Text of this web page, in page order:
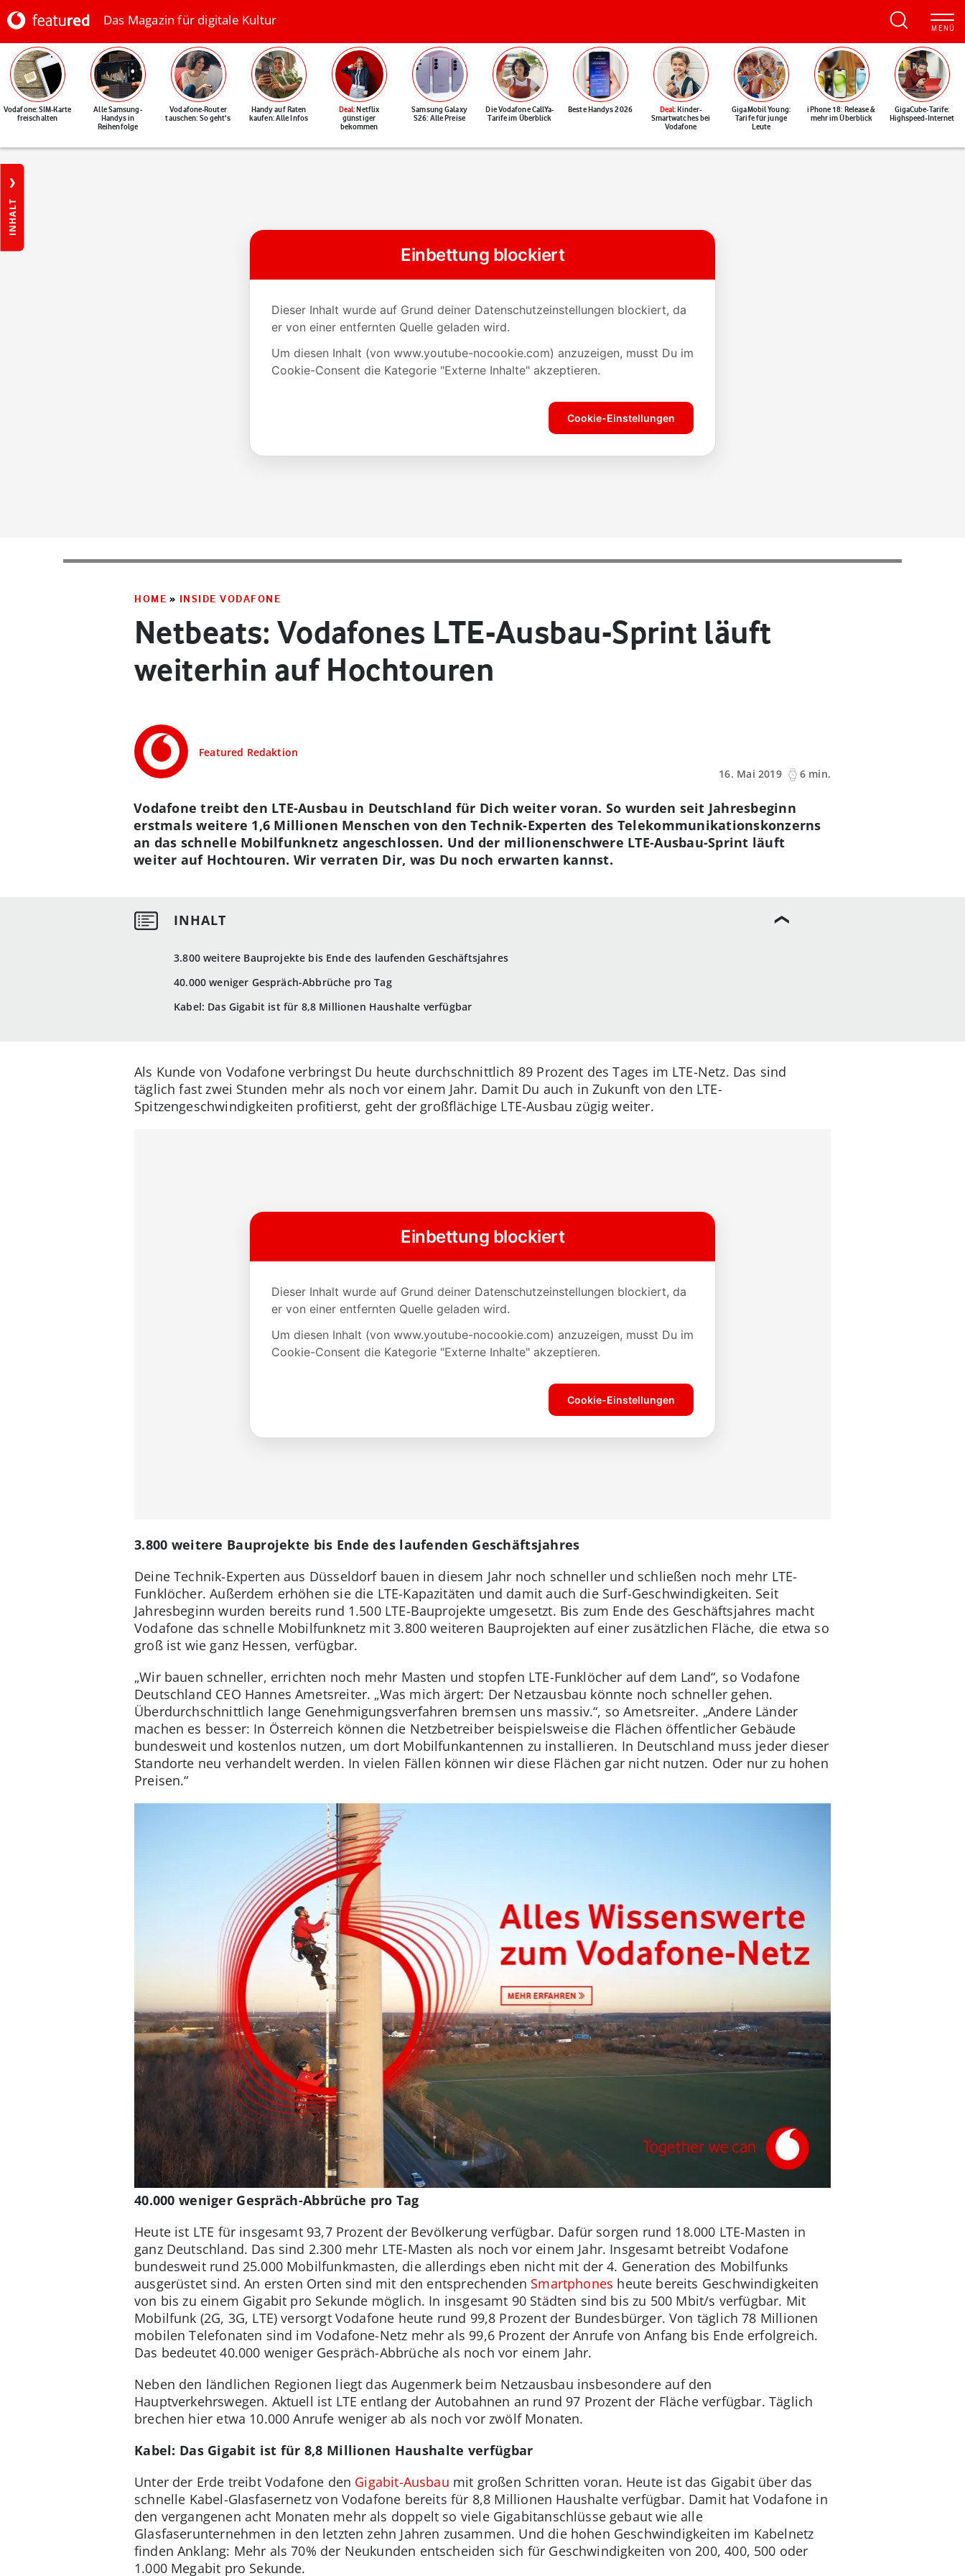
Das Magazin für digitale Kultur
Vodafone: SIM-Karte
freischalten
Alle Samsung-
Handys in
Reihenfolge
Vodafone-Router
tauschen: So geht's
Handy auf Raten
kaufen: Alle Infos
Deal: Netflix
günstiger
bekommen
Samsung Galaxy
S26: Alle Preise
Die Vodafone CallYa-
Tarife im Überblick
Beste Handys 2026 Deal: Kinder-
Smartwatches bei
Vodafone
GigaMobil Young:
Tarife für junge
Leute
iPhone 18: Release &
mehr im Überblick
GigaCube-Tarife:
Highspeed-Internet
INHALT
HOME » INSIDE VODAFONE
Netbeats: Vodafones LTE-Ausbau-Sprint läuft
weiterhin auf Hochtouren
Featured Redaktion
16. Mai 2019
6 min.
3.800 weitere Bauprojekte bis Ende des laufenden Geschäftsjahres
40.000 weniger Gespräch-Abbrüche pro Tag
Kabel: Das Gigabit ist für 8,8 Millionen Haushalte verfügbar
Vodafone treibt den LTE-Ausbau in Deutschland für Dich weiter voran. So wurden seit Jahresbeginn
erstmals weitere 1,6 Millionen Menschen von den Technik-Experten des Telekommunikationskonzerns
an das schnelle Mobilfunknetz angeschlossen. Und der millionenschwere LTE-Ausbau-Sprint läuft
weiter auf Hochtouren. Wir verraten Dir, was Du noch erwarten kannst.
Als Kunde von Vodafone verbringst Du heute durchschnittlich 89 Prozent des Tages im LTE-Netz. Das sind
täglich fast zwei Stunden mehr als noch vor einem Jahr. Damit Du auch in Zukunft von den LTE-
Spitzengeschwindigkeiten profitierst, geht der großflächige LTE-Ausbau zügig weiter.
3.800 weitere Bauprojekte bis Ende des laufenden Geschäftsjahres
Deine Technik-Experten aus Düsseldorf bauen in diesem Jahr noch schneller und schließen noch mehr LTE-
Funklöcher. Außerdem erhöhen sie die LTE-Kapazitäten und damit auch die Surf-Geschwindigkeiten. Seit
Jahresbeginn wurden bereits rund 1.500 LTE-Bauprojekte umgesetzt. Bis zum Ende des Geschäftsjahres macht
Vodafone das schnelle Mobilfunknetz mit 3.800 weiteren Bauprojekten auf einer zusätzlichen Fläche, die etwa so
groß ist wie ganz Hessen, verfügbar.
„Wir bauen schneller, errichten noch mehr Masten und stopfen LTE-Funklöcher auf dem Land“, so Vodafone
Deutschland CEO Hannes Ametsreiter. „Was mich ärgert: Der Netzausbau könnte noch schneller gehen.
Überdurchschnittlich lange Genehmigungsverfahren bremsen uns massiv.“, so Ametsreiter. „Andere Länder
machen es besser: In Österreich können die Netzbetreiber beispielsweise die Flächen öffentlicher Gebäude
bundesweit und kostenlos nutzen, um dort Mobilfunkantennen zu installieren. In Deutschland muss jeder dieser
Standorte neu verhandelt werden. In vielen Fällen können wir diese Flächen gar nicht nutzen. Oder nur zu hohen
Preisen.“
40.000 weniger Gespräch-Abbrüche pro Tag
Heute ist LTE für insgesamt 93,7 Prozent der Bevölkerung verfügbar. Dafür sorgen rund 18.000 LTE-Masten in
ganz Deutschland. Das sind 2.300 mehr LTE-Masten als noch vor einem Jahr. Insgesamt betreibt Vodafone
bundesweit rund 25.000 Mobilfunkmasten, die allerdings eben nicht mit der 4. Generation des Mobilfunks
ausgerüstet sind. An ersten Orten sind mit den entsprechenden Smartphones heute bereits Geschwindigkeiten
von bis zu einem Gigabit pro Sekunde möglich. In insgesamt 90 Städten sind bis zu 500 Mbit/s verfügbar. Mit
Mobilfunk (2G, 3G, LTE) versorgt Vodafone heute rund 99,8 Prozent der Bundesbürger. Von täglich 78 Millionen
mobilen Telefonaten sind im Vodafone-Netz mehr als 99,6 Prozent der Anrufe von Anfang bis Ende erfolgreich.
Das bedeutet 40.000 weniger Gespräch-Abbrüche als noch vor einem Jahr.
Neben den ländlichen Regionen liegt das Augenmerk beim Netzausbau insbesondere auf den
Hauptverkehrswegen. Aktuell ist LTE entlang der Autobahnen an rund 97 Prozent der Fläche verfügbar. Täglich
brechen hier etwa 10.000 Anrufe weniger ab als noch vor zwölf Monaten.
Kabel: Das Gigabit ist für 8,8 Millionen Haushalte verfügbar
Unter der Erde treibt Vodafone den Gigabit-Ausbau mit großen Schritten voran. Heute ist das Gigabit über das
schnelle Kabel-Glasfasernetz von Vodafone bereits für 8,8 Millionen Haushalte verfügbar. Damit hat Vodafone in
den vergangenen acht Monaten mehr als doppelt so viele Gigabitanschlüsse gebaut wie alle
Glasfaserunternehmen in den letzten zehn Jahren zusammen. Und die hohen Geschwindigkeiten im Kabelnetz
finden Anklang: Mehr als 70% der Neukunden entscheiden sich für Geschwindigkeiten von 200, 400, 500 oder
1.000 Megabit pro Sekunde.